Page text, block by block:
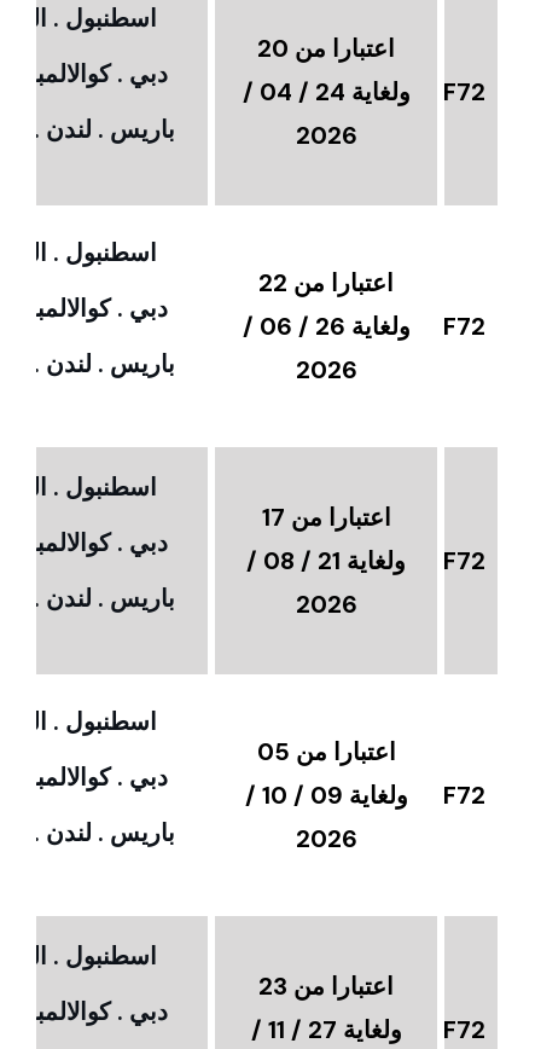
F72
اعتبارا من 20
ولغاية 24 / 04 /
2026
اسطنبول .
دبي .
باريس . لندن .
F72
اعتبارا من 22
ولغاية 26 / 06 /
2026
اسطنبول .
دبي .
باريس . لندن .
F72
اعتبارا من 17
ولغاية 21 / 08 /
2026
اسطنبول .
دبي .
باريس . لندن .
F72
اعتبارا من 05
ولغاية 09 / 10 /
2026
اسطنبول .
دبي .
باريس . لندن .
F72
اعتبارا من 23
ولغاية 27 / 11 /
اسطنبول .
دبي .